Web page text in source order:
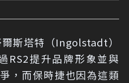
斯塔特（Ingolstadt）
RS2提升品牌形象並與
，而保時捷也因為這類